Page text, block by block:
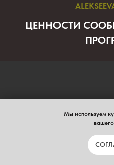
ЦЕННОСТИ
Здоровье.
Партнёрство.
Семья. Стиль.
Мы используем